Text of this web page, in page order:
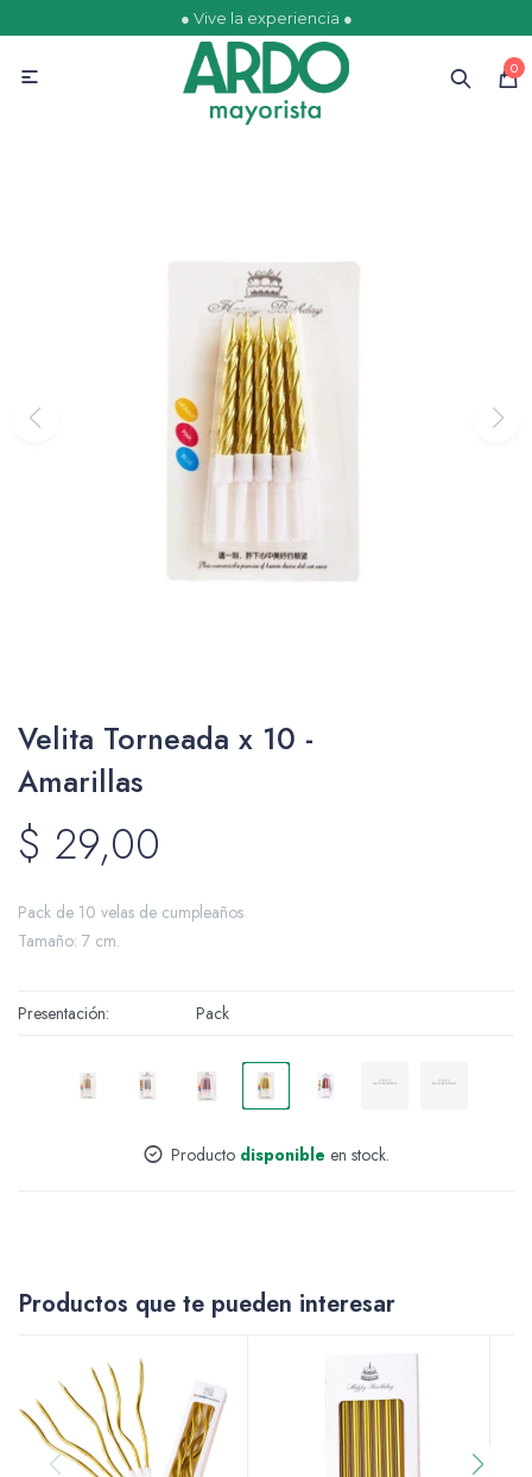
● Vive la experiencia ●
0

Velita Torneada x 10 -
Amarillas
$ 29,00
Pack de 10 velas de cumpleaños
Tamaño: 7 cm.
Presentación Pack
Producto disponible en stock.
Productos que te pueden interesar
Ofertas Escolares
Comestibles
Papelería
Maquillaje
Accesorios
Soportes Artísticos